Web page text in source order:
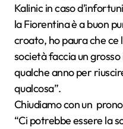
Kalinic in caso
la Fiorentina è a buon
croato, ho paura che ce
società faccia un
qualche anno per
qualcosa”.
Chiudiamo con un
“Ci potrebbe essere la